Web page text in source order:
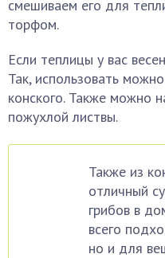
смешиваем его для
торфом.
Если теплицы у вас
Так, использовать
конского. Также можно
пожухлой листвы.
Также из
отличный
грибов в
всего
но и для